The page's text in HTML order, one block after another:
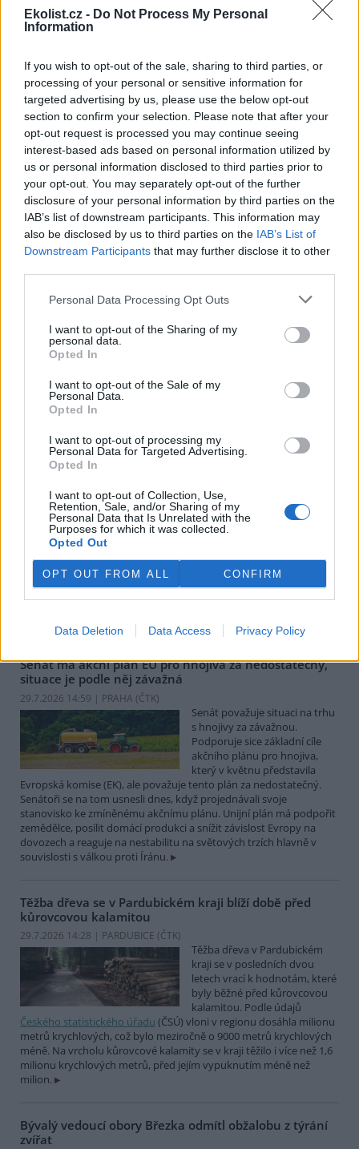
Ekolist.cz - Do Not Process My Personal
Information
If you wish to opt-out of the sale, sharing to third parties, or
processing of your personal or sensitive information for
targeted advertising by us, please use the below opt-out
section to confirm your selection. Please note that after your
opt-out request is processed you may continue seeing
interest-based ads based on personal information utilized by
us or personal information disclosed to third parties prior to
your opt-out. You may separately opt-out of the further
disclosure of your personal information by third parties on the
IAB’s list of downstream participants. This information may
also be disclosed by us to third parties on the IAB’s List of
Downstream Participants that may further disclose it to other
Personal Data Processing Opt Outs
I want to opt-out of the Sharing of my
personal data.
Opted In
I want to opt-out of the Sale of my
Personal Data.
Opted In
I want to opt-out of processing my
Personal Data for Targeted Advertising.
Opted In
I want to opt-out of Collection, Use,
Retention, Sale, and/or Sharing of my
Personal Data that Is Unrelated with the
Purposes for which it was collected.
Opted Out
OPT OUT FROM ALL CONFIRM
Data Deletion Data Access Privacy Policy
V národním parku v Keni uhynulo až 15 slonů, úřady
zkoumají příčinu
15 slonů, k němuž došlo v
uplynulém měsíci v národním
parku Amboseli. V minulosti se
v této východoafrické zemi
opakovaně objevily případy otrav slonů, které souvisely s
pytláctvím, uvedla agentura AP.
Soud v Plzni dal pokutu a zákaz funkcí za legalizaci
cesty u Klínovce
29.7.2026 15:51 (ČTK)
Pokutu 73 000 korun a zákaz
výkonu funkcí spojených s
veřejné správě na jeden rok
vyměřil v odvolacím řízení Krajský soud v Plzni vedoucí stavebního
úřadu v Jáchymově na Karlovarsku Anně Punčochářové. Napsal to
serverNovinky, podle nějž úřednice vydala před šesti lety v
rozporu se stavebním zákonem několik rozhodnutí ve snaze
soukromých skiareálů Klínovec a Neklid v Krušných horách.
chřipky H5N1
29.7.2026 15:08 (
Austrálii se začal šířit vysoce
nakažlivý virus ptačí chřipky
H5N1. Podle agentury AFP to
dnes oznámila hlavní státní
veterinářka Beth Cooksonová. Podle ní jde o očekávaný, ale
znepokojivý vývoj, který může vést k rozsáhlejšímu šíření nákazy
mezi divokými zvířaty. Australská ministryně zemědělství Julie
Collinsová uvedla, že zatím nejsou důkazy o hromadném úhynu
ptáků ani o zasažení drůbežářského průmyslu. Riziko pro lidské
Senát má akční plán EU pro hnojiva za nedostatečný,
situace je podle něj závažná
29.7.2026 14:59 | PRAHA (ČTK)
Senát považuje situaci na trhu
s hnojivy za závažnou.
Podporuje sice základní cíle
akčního plánu pro hnojiva,
který v květnu představila
Evropská komise (EK), ale považuje tento plán za nedostatečný.
Senátoři se na tom usnesli dnes, když projednávali svoje
stanovisko ke zmíněnému akčnímu plánu. Unijní plán má podpořit
zemědělce, posílit domácí produkci a snížit závislost Evropy na
dovozech a reaguje na nestabilitu na světových trzích hlavně v
souvislosti s válkou proti Íránu.
Těžba dřeva se v Pardubickém kraji blíží době před
kůrovcovou kalamitou
29.7.2026 14:28 | PARDUBICE (ČTK)
Těžba dřeva v Pardubickém
kraji se v posledních dvou
letech vrací k hodnotám, které
byly běžné před kůrovcovou
kalamitou. Podle údajů
Českého statistického úřadu (ČSÚ) vloni v regionu dosáhla milionu
metrů krychlových, což bylo meziročně o 9000 metrů krychlových
méně. Na vrcholu kůrovcové kalamity se v kraji těžilo i více než 1,6
milionu krychlových metrů, před jejím vypuknutím méně než
milion.
Bývalý vedoucí obory Březka odmítl obžalobu z týrání
zvířat